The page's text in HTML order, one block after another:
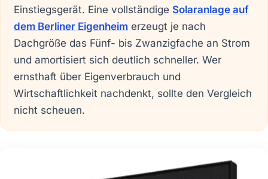
Einstiegsgerät. Eine vollständige Solaranlage auf
dem Berliner Eigenheim erzeugt je nach
Dachgröße das Fünf- bis Zwanzigfache an Strom
und amortisiert sich deutlich schneller. Wer
ernsthaft über Eigenverbrauch und
Wirtschaftlichkeit nachdenkt, sollte den Vergleich
nicht scheuen.